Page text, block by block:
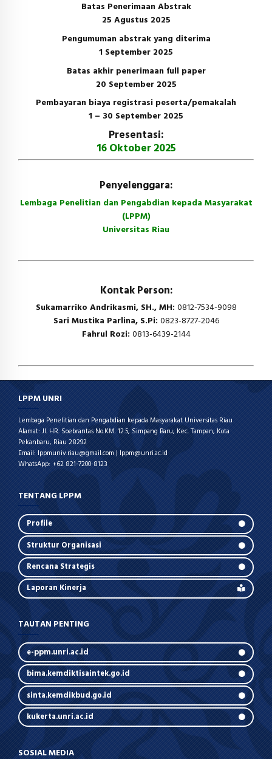
Batas Penerimaan Abstrak
25 Agustus 2025
Pengumuman abstrak yang diterima
1 September 2025
Batas akhir penerimaan full paper
20 September 2025
Pembayaran biaya registrasi peserta/pemakalah
1 – 30 September 2025
Presentasi:
16 Oktober 2025
Penyelenggara:
Lembaga Penelitian dan Pengabdian kepada Masyarakat
(LPPM)
Universitas Riau
Kontak Person:
Sukamarriko Andrikasmi, SH., MH: 0812-7534-9098
Sari Mustika Parlina, S.Pi: 0823-8727-2046
Fahrul Rozi: 0813-6439-2144
LPPM UNRI
Lembaga Penelitian dan Pengabdian kepada Masyarakat Universitas Riau
Alamat: Jl. HR. Soebrantas No.KM. 12.5, Simpang Baru, Kec. Tampan, Kota
Pekanbaru, Riau 28292
Email: lppmuniv.riau@gmail.com | lppm@unri.ac.id
WhatsApp: +62 821-7200-8123
TENTANG LPPM
Profile
Struktur Organisasi
Rencana Strategis
Laporan Kinerja
TAUTAN PENTING
e-ppm.unri.ac.id
bima.kemdiktisaintek.go.id
sinta.kemdikbud.go.id
kukerta.unri.ac.id
SOSIAL MEDIA